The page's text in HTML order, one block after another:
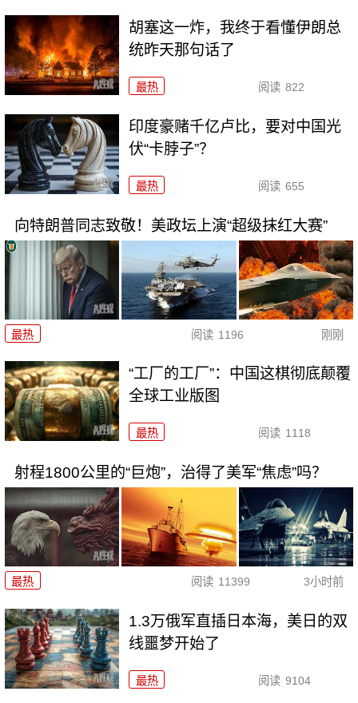
胡塞这一炸，我终于看懂伊朗总
统昨天那句话了
最热 阅读 822
印度豪赌千亿卢比，要对中国光
伏“卡脖子”？
最热 阅读 655
向特朗普同志致敬！美政坛上演“超级抹红大赛”
最热 阅读 1196 刚刚
“工厂的工厂”：中国这棋彻底颠覆
全球工业版图
最热 阅读 1118
射程1800公里的“巨炮”，治得了美军“焦虑”吗？
最热 阅读 11399 3小时前
1.3万俄军直插日本海，美日的双
线噩梦开始了
最热 阅读 9104